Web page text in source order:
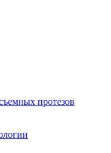
протезов